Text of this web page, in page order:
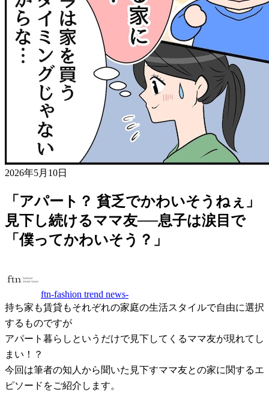
2026年5月10日
「アパート？ 貧乏でかわいそうねぇ」
見下し続けるママ友──息子は涙目で
「僕ってかわいそう？」
ftn-fashion trend news-
持ち家も賃貸もそれぞれの家庭の生活スタイルで自由に選択
するものですが
アパート暮らしというだけで見下してくるママ友が現れてし
まい！？
今回は筆者の知人から聞いた見下すママ友との家に関するエ
ピソードをご紹介します。